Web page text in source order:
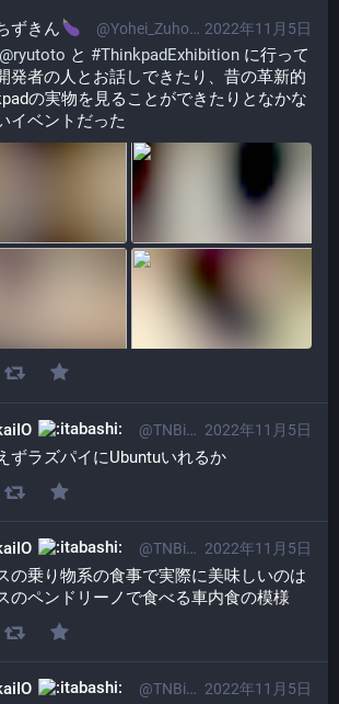
2022年11月5日
ずきん @Yohei_Zuho@mstdn.y-zu.org
@ryutoto と #ThinkpadExhibition に行って
発者の人とお話しできたり、昔の革新的
の実物を見ることができたりとなかな
イベントだった
2022年11月5日
@TNBi01osp@itabashi.0j0.jp
ずラズパイにUbuntuいれるか
2022年11月5日
@TNBi01osp@itabashi.0j0.jp
の乗り物系の食事で実際に美味しいのは
のペンドリーノで食べる車内食の模様
2022年11月5日
@TNBi01osp@itabashi.0j0.jp